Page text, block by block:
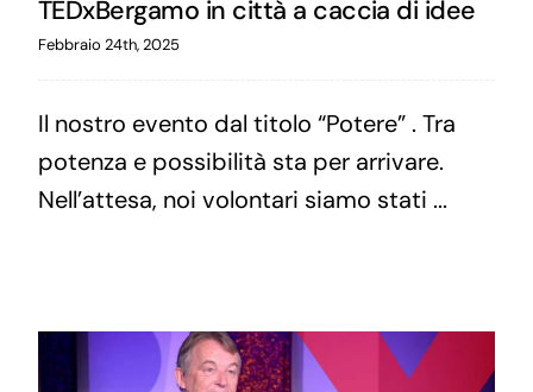
TEDxBergamo in città a caccia di idee
Febbraio 24th, 2025
Il nostro evento dal titolo “Potere” . Tra
potenza e possibilità sta per arrivare.
Nell’attesa, noi volontari siamo stati ...